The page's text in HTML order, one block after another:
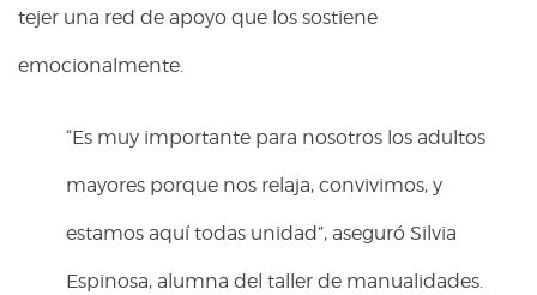
tejer una red de apoyo que los sostiene
emocionalmente.
“Es muy importante para nosotros los adultos
mayores porque nos relaja, convivimos, y
estamos aquí todas unidad”, aseguró Silvia
Espinosa, alumna del taller de manualidades.